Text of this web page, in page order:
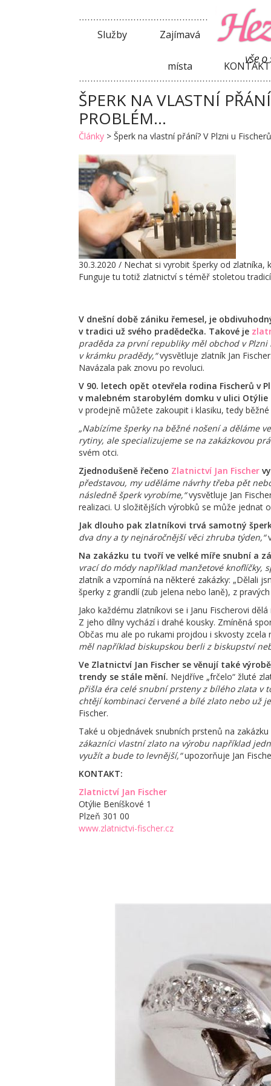
Služby Zajímavá
místa KONTAKT
ŠPERK NA VLASTNÍ
PROBLÉM…
Články > Šperk na vlastní přání? V Plzni u
30.3.2020 / Nechat si vyrobit šperky od
Funguje tu totiž zlatnictví s téměř stoletou
V dnešní době zániku řemesel, je
v tradici už svého pradědečka. Takové je
praděda za první republiky měl obchod v
v krámku pradědy,“vysvětluje zlatník Jan
Navázala pak znovu po revoluci.
V 90. letech opět otevřela rodina Fischerů v
v malebném starobylém domku v ulici Otýlie
v prodejně můžete zakoupit i klasiku, tedy
„Nabízíme šperky na běžné nošení a děláme
rytiny, ale specializujeme se na zakázkovou
svém otci.
Zjednodušeně řečeno Zlatnictví Jan Fischer
představou, my uděláme návrhy třeba pět
následně šperk vyrobíme,“vysvětluje Jan
realizaci. U složitějších výrobků se může jednat
Jak dlouho pak zlatníkovi trvá samotný
dva dny a ty nejnáročnější věci zhruba týden,“
Na zakázku tu tvoří ve velké míře snubní a
vrací do módy například manžetové knoflíčky,
zlatník a vzpomíná na některé zakázky: „Dělali
šperky z grandlí (zub jelena nebo laně), z
Jako každému zlatníkovi se i Janu Fischerovi
Z jeho dílny vychází i drahé kousky. Zmíněná
Občas mu ale po rukami projdou i skvosty
měl například biskupskou berli z biskupství
Ve Zlatnictví Jan Fischer se věnují také
trendy se stále mění. Nejdříve „frčelo“ žluté
přišla éra celé snubní prsteny z bílého zlata v
chtějí kombinaci červené a bílé zlato nebo už
Fischer.
Také u objednávek snubních prstenů na
zákazníci vlastní zlato na výrobu například
využít a bude to levnější,“upozorňuje Jan
KONTAKT:
Zlatnictví Jan Fischer
Otýlie Beníškové 1
Plzeň 301 00
www.zlatnictvi-fischer.cz